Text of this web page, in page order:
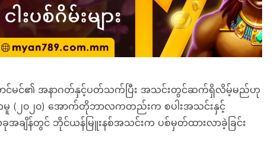
ောင်မင်၏ အနာဂတ်နှင့်ပတ်သက်ပြီး အသင်းတွင်ဆက်ရှိလိမ့်မည်ဟု
(၂၀၂၀) အောက်တိုဘာလကတည်းက စပါးအသင်းနှင့်
ယခုအချိန်တွင် ဘိုင်ယန်မြူးနစ်အသင်းက ပစ်မှတ်ထားလာခဲ့ခြင်း